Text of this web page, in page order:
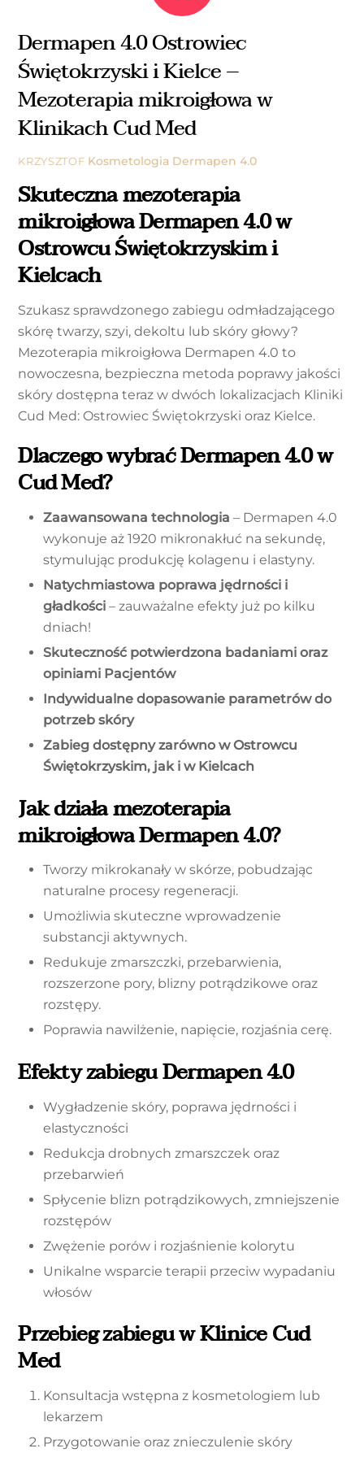
Dermapen 4.0 Ostrowiec
Świętokrzyski i Kielce –
Mezoterapia mikroigłowa w
Klinikach Cud Med
KRZYSZTOF Kosmetologia Dermapen 4.0
Skuteczna mezoterapia
mikroigłowa Dermapen 4.0 w
Ostrowcu Świętokrzyskim i
Kielcach
Szukasz sprawdzonego zabiegu odmładzającego
skórę twarzy, szyi, dekoltu lub skóry głowy?
Mezoterapia mikroigłowa Dermapen 4.0 to
nowoczesna, bezpieczna metoda poprawy jakości
skóry dostępna teraz w dwóch lokalizacjach Kliniki
Cud Med: Ostrowiec Świętokrzyski oraz Kielce.
Dlaczego wybrać Dermapen 4.0 w
Cud Med?
Zaawansowana technologia – Dermapen 4.0
wykonuje aż 1920 mikronakłuć na sekundę,
stymulując produkcję kolagenu i elastyny.
Natychmiastowa poprawa jędrności i
gładkości – zauważalne efekty już po kilku
dniach!
Skuteczność potwierdzona badaniami oraz
opiniami Pacjentów
Indywidualne dopasowanie parametrów do
potrzeb skóry
Zabieg dostępny zarówno w Ostrowcu
Świętokrzyskim, jak i w Kielcach
Jak działa mezoterapia
mikroigłowa Dermapen 4.0?
Tworzy mikrokanały w skórze, pobudzając
naturalne procesy regeneracji.
Umożliwia skuteczne wprowadzenie
substancji aktywnych.
Redukuje zmarszczki, przebarwienia,
rozszerzone pory, blizny potrądzikowe oraz
rozstępy.
Poprawia nawilżenie, napięcie, rozjaśnia cerę.
Efekty zabiegu Dermapen 4.0
Wygładzenie skóry, poprawa jędrności i
elastyczności
Redukcja drobnych zmarszczek oraz
przebarwień
Spłycenie blizn potrądzikowych, zmniejszenie
rozstępów
Zwężenie porów i rozjaśnienie kolorytu
Unikalne wsparcie terapii przeciw wypadaniu
włosów
Przebieg zabiegu w Klinice Cud
Med
Konsultacja wstępna z kosmetologiem lub
lekarzem
Przygotowanie oraz znieczulenie skóry